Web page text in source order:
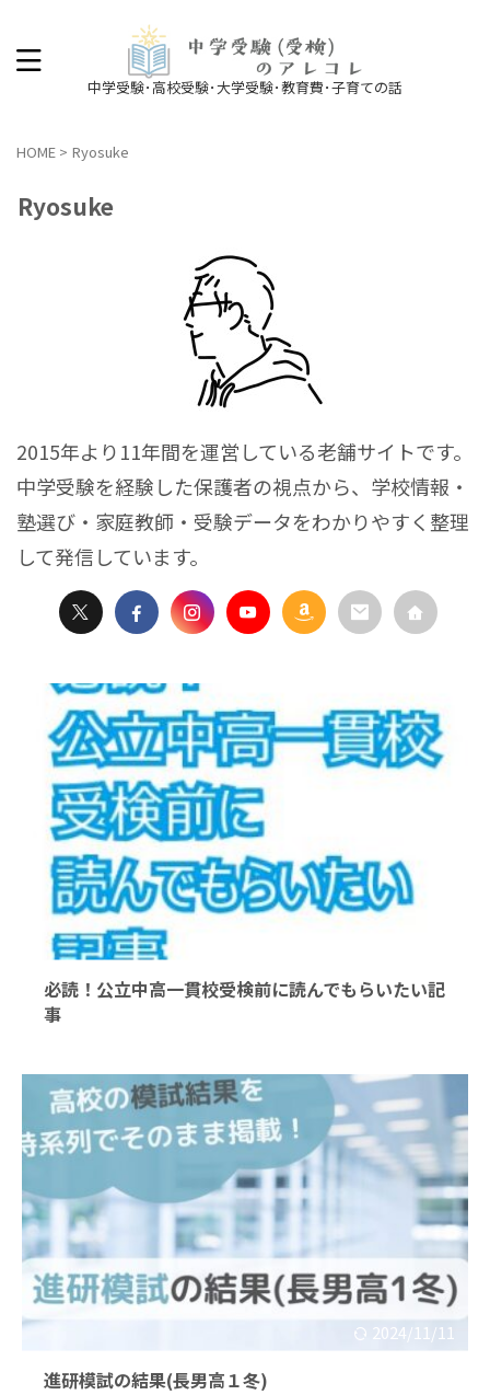
中学受験･高校受験･大学受験･教育費･子育ての話
HOME > Ryosuke
Ryosuke
2015年より11年間を運営している老舗サイトです。
中学受験を経験した保護者の視点から、学校情報・
塾選び・家庭教師・受験データをわかりやすく整理
して発信しています。
必読！公立中高一貫校受検前に読んでもらいたい記
事
2024/11/11
進研模試の結果(長男高１冬)